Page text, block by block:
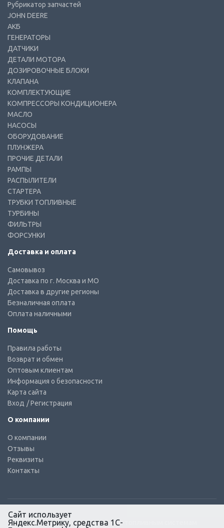
Рубрикатор запчастей
JOHN DEERE
АКБ
ГЕНЕРАТОРЫ
ДАТЧИКИ
ДЕТАЛИ МОТОРА
ДОЗИРОВОЧНЫЕ БЛОКИ
КЛАПАНА
КОМПЛЕКТУЮЩИЕ
КОМПРЕССОРЫ КОНДИЦИОНЕРА
МАСЛО
НАСОСЫ
ОБОРУДОВАНИЕ
ПЛУНЖЕРА
ПРОЧИЕ ДЕТАЛИ
РАМПЫ
РАСПЫЛИТЕЛИ
СТАРТЕРА
ТРУБКИ ТОПЛИВНЫЕ
ТУРБИНЫ
ФИЛЬТРЫ
ФОРСУНКИ
Доставка и оплата
Самовывоз
Доставка по г. Москва и МО
Доставка в другие регионы
Безналичная оплата
Оплата наличными
Помощь
Правила работы
Возврат и обмен
Оптовым клиентам
Информация о безопасности
Карта сайта
Вход / Регистрация
О компании
О компании
Отзывы
Реквизиты
Контакты
© КТС-Дизель – Комплектующие к топливным системам
Сайт использует
Яндекс.Метрику, средства 1С-